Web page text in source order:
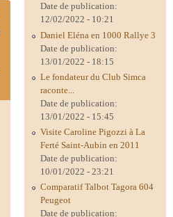
Date de publication:
12/02/2022 - 10:21
Daniel Eléna en 1000 Rallye 3
Date de publication:
13/01/2022 - 18:15
Le fondateur du Club Simca
raconte...
Date de publication:
13/01/2022 - 15:45
Visite Caroline Pigozzi à La
Ferté Saint-Aubin en 2011
Date de publication:
10/01/2022 - 23:21
Comparatif Talbot Tagora 604
Peugeot
Date de publication: